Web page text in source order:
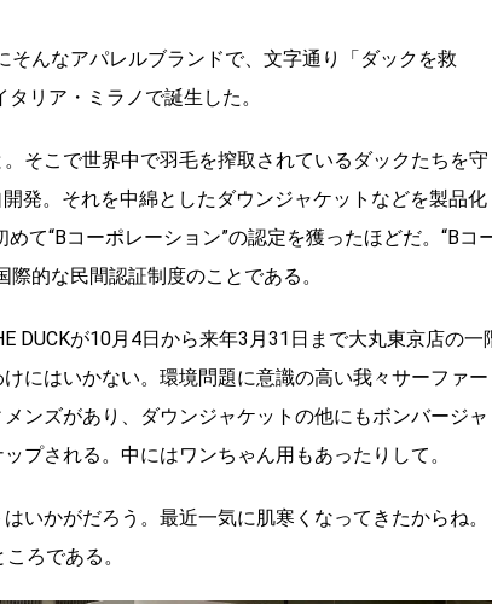
そんなアパレルブランドで、文字通り「ダックを救
リア・ミラノで誕生した。
そこで世界中で羽毛を搾取されているダックたちを守
発。それを中綿としたダウンジャケットなどを製品化
て“Bコーポレーション”の認定を獲ったほどだ。“Bコ
的な民間認証制度のことである。
DUCKが10月4日から来年3月31日まで大丸東京店の一
にはいかない。環境問題に意識の高い我々サーファー
ンズがあり、ダウンジャケットの他にもボンバージャ
プされる。中にはワンちゃん用もあったりして。
いかがだろう。最近一気に肌寒くなってきたからね。
ろである。